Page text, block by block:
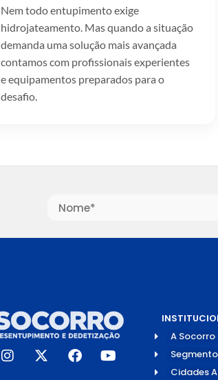
Nem todo entupimento exige
hidrojateamento. Mas quando a situação
demanda uma solução mais avançada
contamos com profissionais experientes
e equipamentos preparados para o
desafio.
A Socorro
Cidades